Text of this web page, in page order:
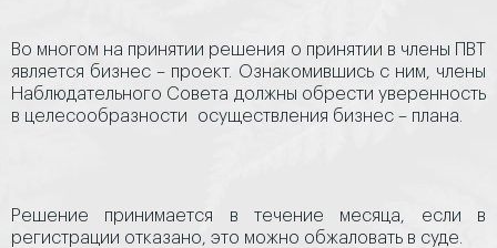
Во многом на принятии решения о принятии в члены ПВТ
является бизнес – проект. Ознакомившись с ним, члены
Наблюдательного Совета должны обрести уверенность
в целесообразности осуществления бизнес – плана.
Решение принимается в течение месяца, если в
регистрации отказано, это можно обжаловать в суде.